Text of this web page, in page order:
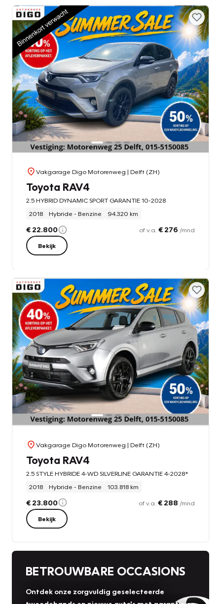
Vakgarage Digo Motorenweg | Delft (ZH)
Toyota RAV4
2.5 HYBRID DYNAMIC SPORT GARANTIE 10-2028
2018
Hybride - Benzine 94.320 km
€ 22.800 of v.a. € 276 /mnd
Bekijk
Vakgarage Digo Motorenweg | Delft (ZH)
Toyota RAV4
2.5 STYLE HYBRIDE 4-WD SILVERLINE GARANTIE 4-2028*
2018
Hybride - Benzine 103.818 km
€ 23.800 of v.a. € 288 /mnd
Bekijk
BETROUWBARE OCCASIONS
Ontdek onze zorgvuldig geselecteerde